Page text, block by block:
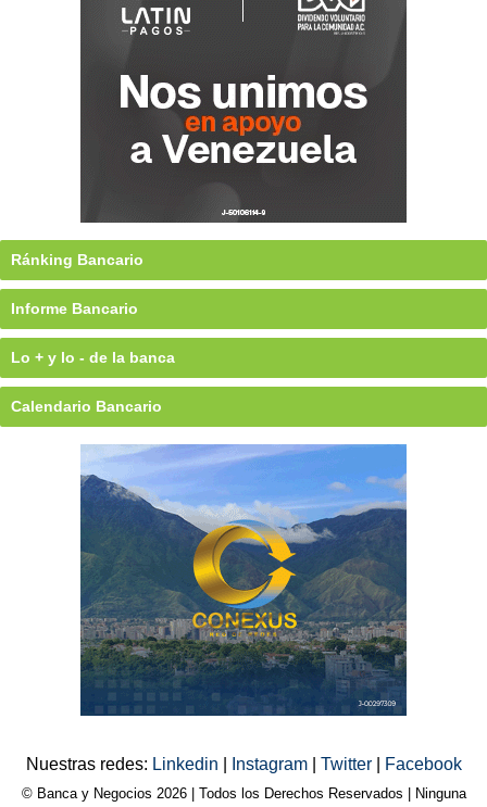
Ránking Bancario
Informe Bancario
Lo + y lo - de la banca
Calendario Bancario
Nuestras redes: Linkedin Instagram Twitter Facebook
© Banca y Negocios 2026 | Todos los Derechos Reservados | Ninguna